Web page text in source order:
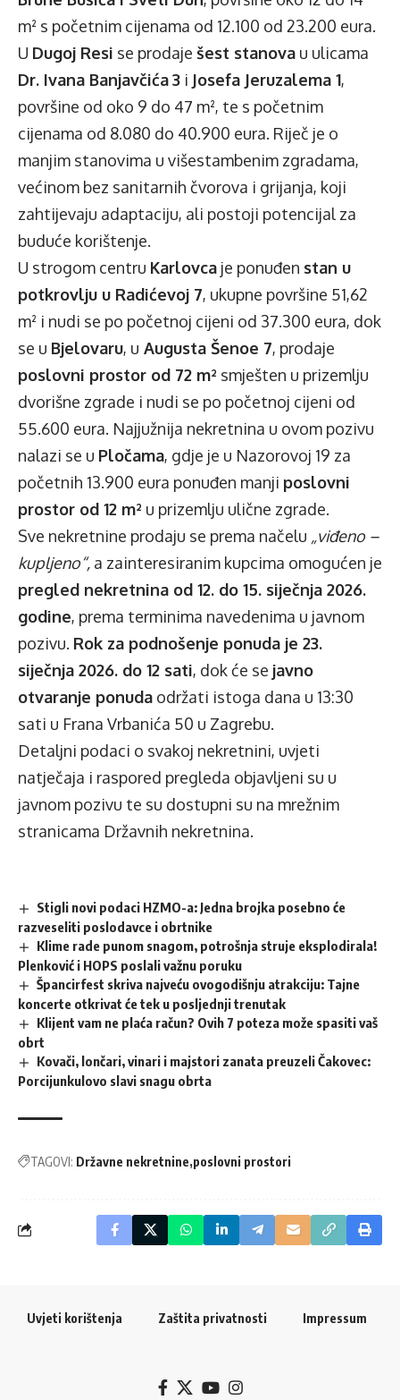
m² s početnim cijenama od 12.100 od 23.200 eura.
U Dugoj Resi se prodaje šest stanova u ulicama
Dr. Ivana Banjavčića3 i Josefa Jeruzalema 1,
površine od oko 9 do 47 m², te s početnim
cijenama od 8.080 do 40.900 eura. Riječ je o
manjim stanovima u višestambenim zgradama,
većinom bez sanitarnih čvorova i grijanja, koji
zahtijevaju adaptaciju, ali postoji potencijal za
buduće korištenje.
U strogom centru Karlovca je ponuđen stan u
potkrovlju u Radićevoj 7, ukupne površine 51,62
m² i nudi se po početnoj cijeni od 37.300 eura, dok
se u Bjelovaru, u Augusta Šenoe 7, prodaje
poslovni prostor od 72 m² smješten u prizemlju
dvorišne zgrade i nudi se po početnoj cijeni od
55.600 eura. Najjužnija nekretnina u ovom pozivu
nalazi se u Pločama, gdje je u Nazorovoj 19 za
početnih 13.900 eura ponuđen manji poslovni
prostor od 12 m² u prizemlju ulične zgrade.
Sve nekretnine prodaju se prema načelu „viđeno –
kupljeno“, a zainteresiranim kupcima omogućen je
pregled nekretnina od 12. do 15. siječnja 2026.
godine, prema terminima navedenima u javnom
pozivu. Rok za podnošenje ponuda je 23.
siječnja 2026. do 12 sati, dok će se javno
otvaranje ponuda održati istoga dana u 13:30
sati u Frana Vrbanića 50 u Zagrebu.
Detaljni podaci o svakoj nekretnini, uvjeti
natječaja i raspored pregleda objavljeni su u
javnom pozivu te su dostupni su na mrežnim
stranicama Državnih nekretnina.
Stigli novi podaci HZMO-a: Jedna brojka posebno će
razveseliti poslodavce i obrtnike
Klime rade punom snagom, potrošnja struje eksplodirala!
Plenković i HOPS poslali važnu poruku
Špancirfest skriva najveću ovogodišnju atrakciju: Tajne
koncerte otkrivat će tek u posljednji trenutak
Klijent vam ne plaća račun? Ovih 7 poteza može spasiti vaš
obrt
Kovači, lončari, vinari i majstori zanata preuzeli Čakovec:
Porcijunkulovo slavi snagu obrta
TAGOVI: Državne nekretnine poslovni prostori
Uvjeti korištenja Zaštita privatnosti Impressum